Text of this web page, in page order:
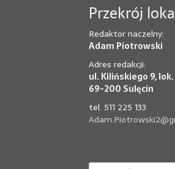
Przekrój
Redaktor naczelny:
Adam Piotrowski
Adres redakcji:
ul. Kilińskiego 9, lok.
69-200 Sulęcin
tel. 511 225 133